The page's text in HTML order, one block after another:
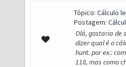
Tópico: Cálculo
Postagem:
Olá, gostaria de
dizer qual é o
hunt. por ex.:
118, mas como